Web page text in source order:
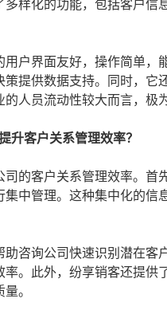
样化的功能，包括客户
户界面友好，操作简单
提供数据支持。同时，
人员流动性较大而言，极
升客户关系管理效率？
的客户关系管理效率。
中管理。这种集中化的
咨询公司快速识别潜在
。此外，纷享销客还提供
。